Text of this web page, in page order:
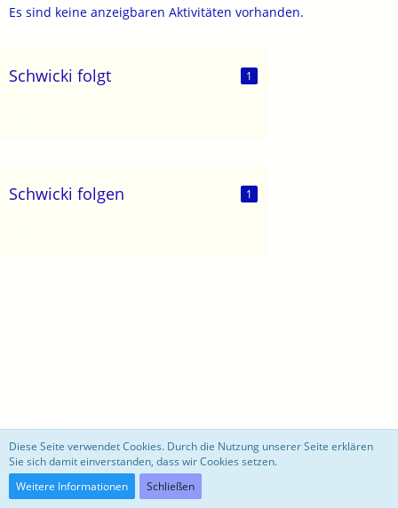
Es sind keine anzeigbaren Aktivitäten vorhanden.
Schwicki folgt 1
Schwicki folgen 1
motoblog
Community-Software:
Diese Seite verwendet Cookies. Durch die Nutzung unserer Seite erklären
Sie sich damit einverstanden, dass wir Cookies setzen.
Weitere Informationen
Schließen